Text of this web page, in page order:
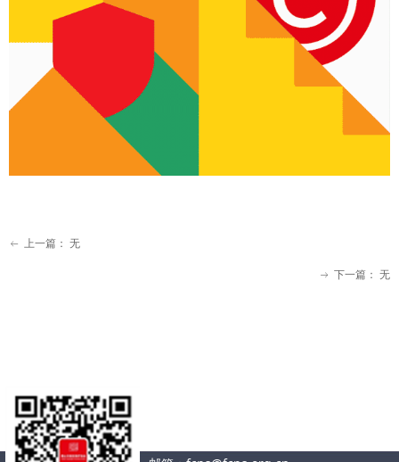
ꂃ 上一篇： 无
ꁹ 下一篇： 无